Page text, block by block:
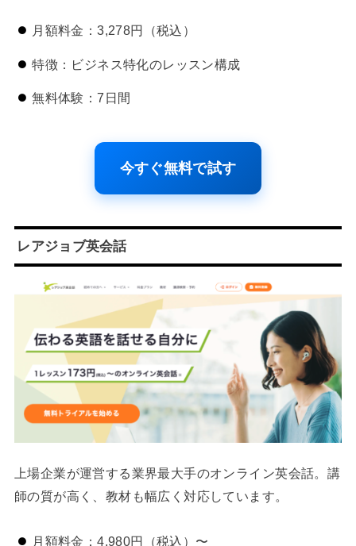
月額料金：3,278円（税込）
特徴：ビジネス特化のレッスン構成
無料体験：7日間
今すぐ無料で試す
レアジョブ英会話
上場企業が運営する業界最大手のオンライン英会話。講
師の質が高く、教材も幅広く対応しています。
月額料金：4,980円（税込）〜